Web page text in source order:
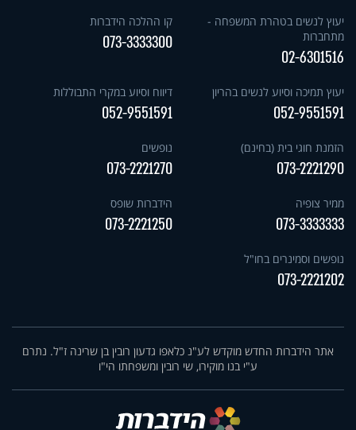
יעוץ לנשים בטהרת המשפחה -
מתחברות
02-6301516
קו ההלכה הידברות
073-3333300
יעוץ תמיכה וסיוע לנשים בהריון
052-9551591
דיווח וסיוע במקרי התבוללות
052-9551591
הזמנת חוגי בית (בחינם)
073-2221290
נופשים
073-2221270
ממיר צופיה
073-3333333
הידברות שופס
073-2221250
נופשים וסמינרים בחו"ל
073-2221202
אתר הידברות החדש מוקדש לע"נ כלאפו גדעון רובין בן שרינה ז"ל. נתרם
ע"י בנו מוקירו, שי רובין ומשפחתו הי"ו